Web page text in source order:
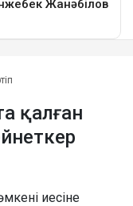
қалған
иесіне